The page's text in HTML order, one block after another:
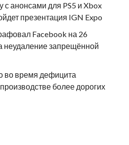
анонсами для PS5 и Xbox
презентация IGN Expo
Facebook на 26
неудаление запрещённой
во время дефицита
более дорогих